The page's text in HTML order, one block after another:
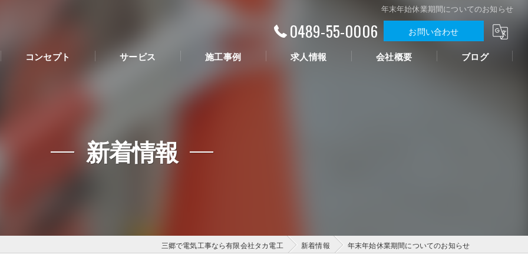
年末年始休業期間についてのお知らせ
0489-55-0006 お問い合わせ
コンセプト サービス 施工事例 求人情報 会社概要 ブログ
新着情報
三郷で電気工事なら有限会社タカ電工 新着情報 年末年始休業期間についてのお知らせ